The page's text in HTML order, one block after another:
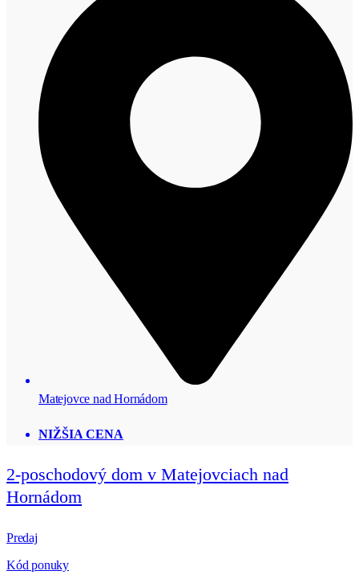
Matejovce nad Hornádom
NIŽŠIA CENA
2-poschodový dom v Matejovciach nad
Hornádom
Predaj
Kód ponuky